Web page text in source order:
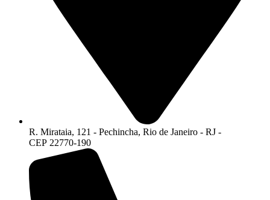
R. Mirataia, 121 - Pechincha, Rio de Janeiro - RJ -
CEP 22770-190